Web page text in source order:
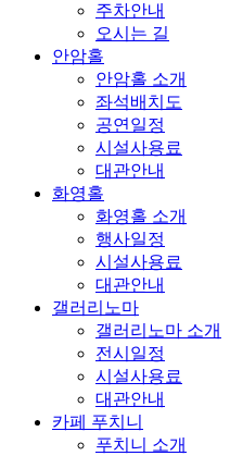
주차안내
오시는 길
안암홀
안암홀 소개
좌석배치도
공연일정
시설사용료
대관안내
화영홀
화영홀 소개
행사일정
시설사용료
대관안내
갤러리노마
갤러리노마 소개
전시일정
시설사용료
대관안내
카페 푸치니
푸치니 소개